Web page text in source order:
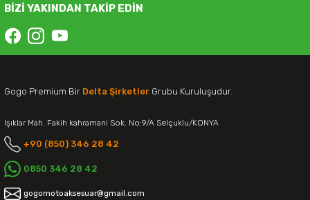
BİZİ YAKINDAN TAKİP EDİN
Gogo Premium Bir Delta Şirketler Grubu Kuruluşudur.
Işıklar Mah. Fakih kahramani Sok. No:9/A Selçuklu/KONYA
+90 (850) 346 28 42
0850 346 28 42
gogomotoaksesuar@gmail.com